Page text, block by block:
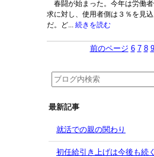
春闘が始まった。今年は労働
求に対し、使用者側は３％を見
だ。ど... 続きを読む
前のページ 6 7 8 9
最新記事
就活での親の関わり
初任給引き上げは今後も続